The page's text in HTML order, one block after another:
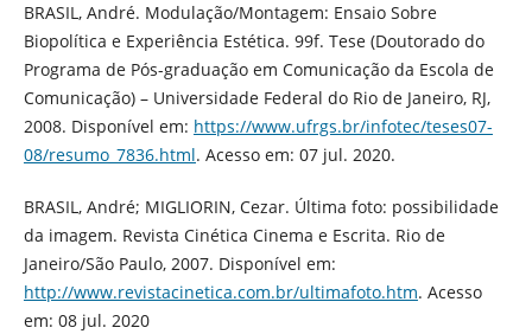
BRASIL, André. Modulação/Montagem: Ensaio Sobre
Biopolítica e Experiência Estética. 99f. Tese (Doutorado do
Programa de Pós-graduação em Comunicação da Escola de
Comunicação) – Universidade Federal do Rio de Janeiro, RJ,
2008. Disponível em: https://www.ufrgs.br/infotec/teses07-
08/resumo_7836.html. Acesso em: 07 jul. 2020.
BRASIL, André; MIGLIORIN, Cezar. Última foto: possibilidade
da imagem. Revista Cinética Cinema e Escrita. Rio de
Janeiro/São Paulo, 2007. Disponível em:
http://www.revistacinetica.com.br/ultimafoto.htm. Acesso
em: 08 jul. 2020